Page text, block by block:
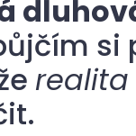
si
realita